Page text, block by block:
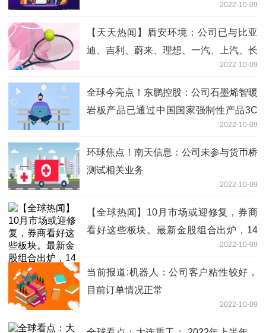
2022-10-09
【天天热闻】盾安环境：公司已与比亚
迪、吉利、蔚来、理想、一汽、上汽、长
2022-10-09
全球今亮点！东鹏控股：公司石墨烯智暖
岩板产品已通过中国国家强制性产品3C
认证，目前正在推进办理欧盟和其他国家
地区的相关认证
2022-10-09
环球焦点！南天信息：公司未参与货币桥
测试相关业务
2022-10-09
【全球热闻】10月市场或迎修复，券商
看好这些板块。最新金股组合出炉，14
2022-10-09
当前报道:机器人：公司客户粘性较好，
目前订单情况正常
2022-10-09